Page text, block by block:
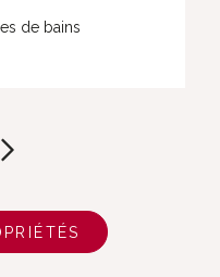
de bains